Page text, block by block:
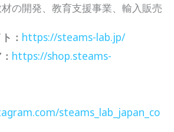
の開発、教育支援事業、輸入販売
： https://steams-lab.jp/
https://shop.steams-
steams_lab_japan_co